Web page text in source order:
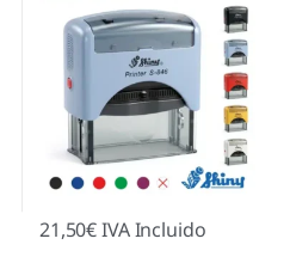
21,50€IVA Incluido